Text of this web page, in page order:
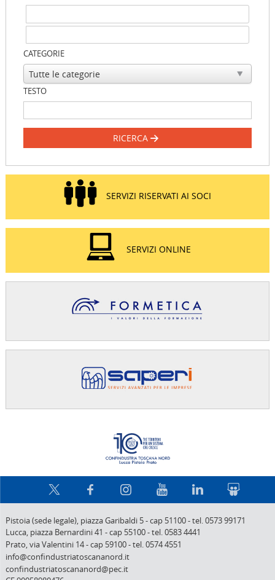
CATEGORIE
TESTO
RICERCA
SERVIZI RISERVATI AI SOCI
SERVIZI ONLINE
Pistoia (sede legale), piazza Garibaldi 5-cap 51100-tel. 0573 99171
Lucca, piazza Bernardini 41 -cap 55100-tel. 0583 4441
Prato,via Valentini 14-cap 59100-tel. 0574 4551
info@confindustriatoscananord.it
confindustriatoscananord@pec.it